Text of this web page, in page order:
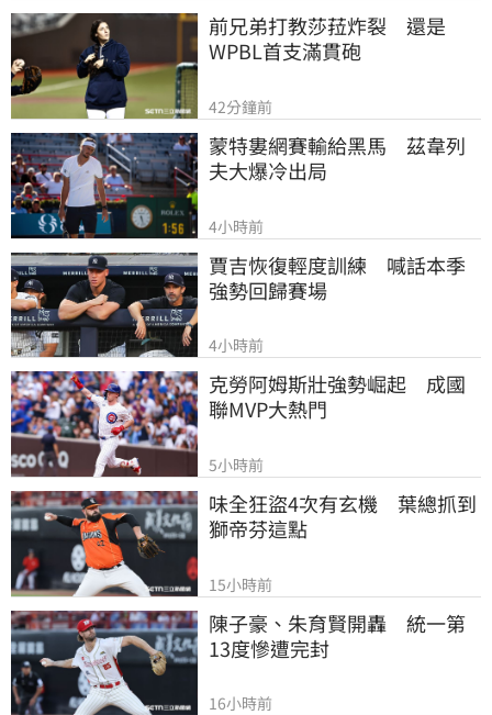
前兄弟打教莎菈炸裂　還是
WPBL首支滿貫砲
42分鐘前
蒙特婁網賽輸給黑馬　茲韋列
夫大爆冷出局
4小時前
賈吉恢復輕度訓練　喊話本季
強勢回歸賽場
4小時前
克勞阿姆斯壯強勢崛起　成國
聯MVP大熱門
5小時前
味全狂盜4次有玄機　葉總抓到
獅帝芬這點
15小時前
陳子豪、朱育賢開轟　統一第
13度慘遭完封
16小時前